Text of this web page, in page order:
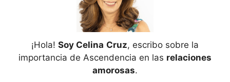
¡Hola! Soy Celina Cruz, escribo sobre la
importancia de Ascendencia en las relaciones
amorosas.